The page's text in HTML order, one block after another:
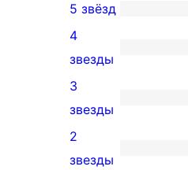
2
5-
звездный
отзыв
5 звёзд
0
4-
звездный
отзыв
4
звезды
0
3-
звездный
3
звезды
0
2
звезды